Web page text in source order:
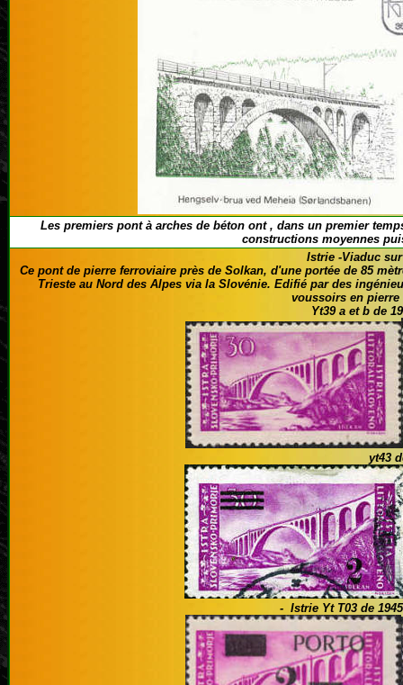
Les premiers pont à arches de béton ont , dans un premier
constructions moyennes
Istrie -Viaduc
Ce pont de pierre ferroviaire près de Solkan, d'une portée de 85
Trieste au Nord des Alpes via la Slovénie. Edifié par des
voussoirs en
Yt39 a et b de
yt43
- Istrie Yt T03 de